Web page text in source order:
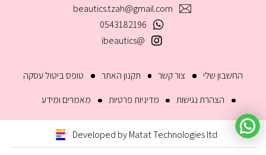
החשבון שלי צור קשר תקנון האתר
טופס ביטול עסקה
הצהרת נגישות
מדיניות פרטיות מאמרים ומידע
beautics.tzah@gmail.com
0543182196
@ibeautics
Developed by Matat Technologies ltd